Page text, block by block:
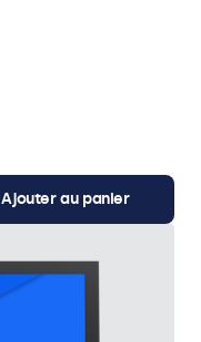
Ajouter au panier